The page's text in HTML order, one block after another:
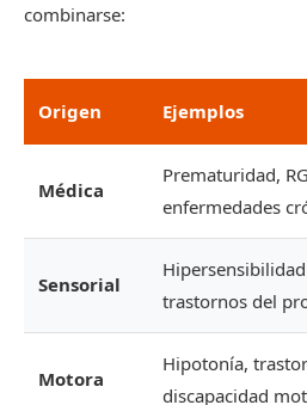
combinarse:
Origen Ejemplos
Médica
Prematuridad,
enfermedades
Sensorial
trastornos del
Motora
Hipotonía,
discapacidad